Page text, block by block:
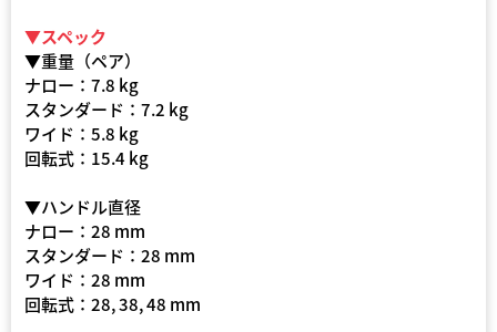
▼スペック
▼重量（ペア）
ナロー：7.8 kg
スタンダード：7.2 kg
ワイド：5.8 kg
回転式：15.4 kg
▼ハンドル直径
ナロー：28 mm
スタンダード：28 mm
ワイド：28 mm
回転式：28, 38, 48 mm